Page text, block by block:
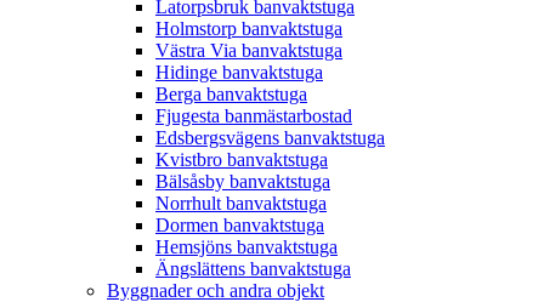
Latorpsbruk banvaktstuga
Holmstorp banvaktstuga
Västra Via banvaktstuga
Hidinge banvaktstuga
Berga banvaktstuga
Fjugesta banmästarbostad
Edsbergsvägens banvaktstuga
Kvistbro banvaktstuga
Bälsåsby banvaktstuga
Norrhult banvaktstuga
Dormen banvaktstuga
Hemsjöns banvaktstuga
Ängslättens banvaktstuga
Byggnader och andra objekt